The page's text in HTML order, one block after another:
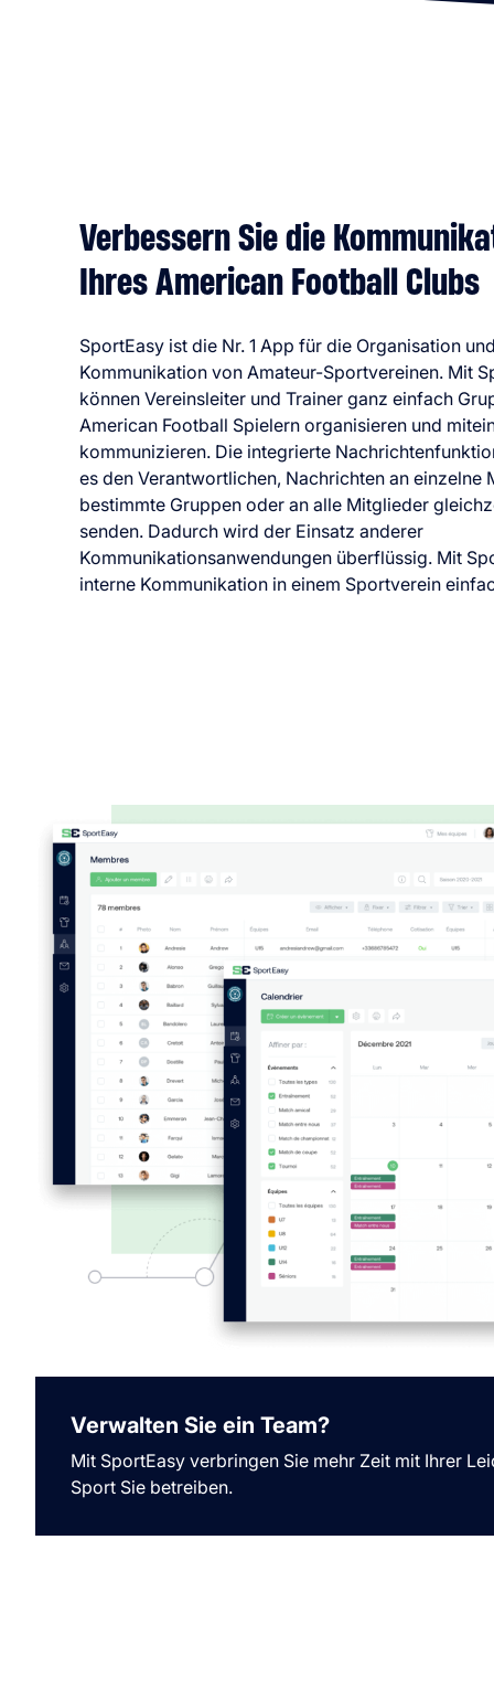
Verbessern Sie die
Ihres American Football Clubs
SportEasy ist die Nr. 1 App für die Organisation
Kommunikation von Amateur-Sportvereinen. Mit
können Vereinsleiter und Trainer ganz einfach
American Football Spielern organisieren und
kommunizieren. Die integrierte
es den Verantwortlichen, Nachrichten an einzelne
bestimmte Gruppen oder an alle Mitglieder
senden. Dadurch wird der Einsatz anderer
Kommunikationsanwendungen überflüssig. Mit
interne Kommunikation in einem Sportverein
Verwalten Sie ein Team?
Mit SportEasy verbringen Sie mehr Zeit mit Ihrer
Sport Sie betreiben.